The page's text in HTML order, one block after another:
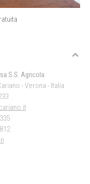
S.S. Agricola
- Verona - Italia